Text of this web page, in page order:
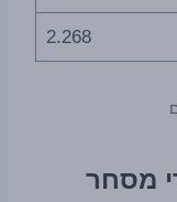
2.268
מסחר